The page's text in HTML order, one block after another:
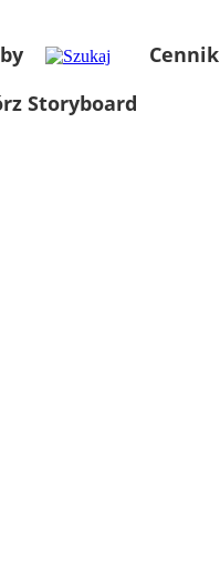
Cennik
Storyboard